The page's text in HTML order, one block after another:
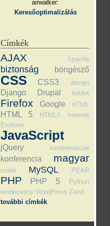
airwalker:
Keresőoptimalizálás
Címkék
AJAX Apache
biztonság böngésző
CSS CSS3 design
Django Drupal felület
Firefox Google HTML
HTML 5 HTML5
Internet
Explorer
JavaScript
jQuery keretrendszer
konferencia magyar
mobil MySQL PEAR
PHP PHP 5
Python
rendezvény WordPress Zend
további címkék